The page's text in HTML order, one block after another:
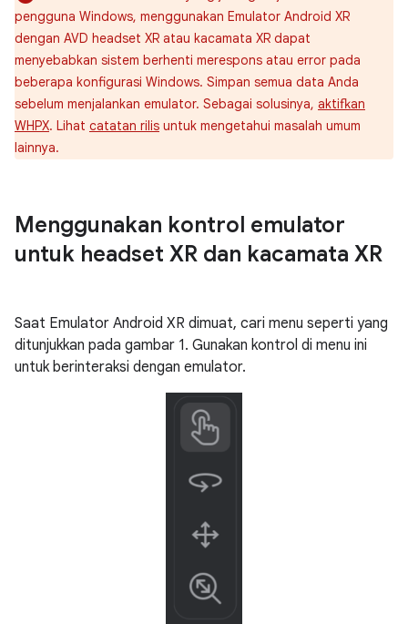
pengguna Windows, menggunakan Emulator Android XR
dengan AVD headset XR atau kacamata XR dapat
menyebabkan sistem berhenti merespons atau error pada
beberapa konfigurasi Windows. Simpan semua data Anda
sebelum menjalankan emulator. Sebagai solusinya, aktifkan
WHPX. Lihat catatan rilis untuk mengetahui masalah umum
lainnya.
Menggunakan kontrol emulator
untuk headset XR dan kacamata XR
Saat Emulator Android XR dimuat, cari menu seperti yang
ditunjukkan pada gambar 1. Gunakan kontrol di menu ini
untuk berinteraksi dengan emulator.